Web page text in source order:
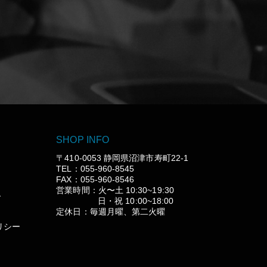
シー
SHOP INFO
〒410-0053 静岡県沼津市寿町22-1
TEL：055-960-8545
FAX：055-960-8546
営業時間：火〜土 10:30~19:30
日・祝 10:00~18:00
定休日：毎週月曜、第二火曜